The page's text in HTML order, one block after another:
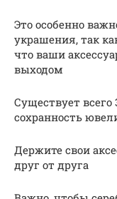
Это особенно
украшения, так
что ваши
выходом
Существует
сохранность
Держите свои
друг от друга